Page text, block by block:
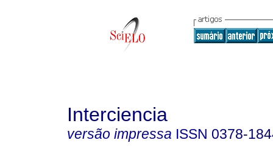
Interciencia
versão impressa ISSN 0378-